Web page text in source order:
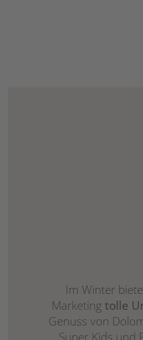
Im Winter
Marketing tolle
Genuss von